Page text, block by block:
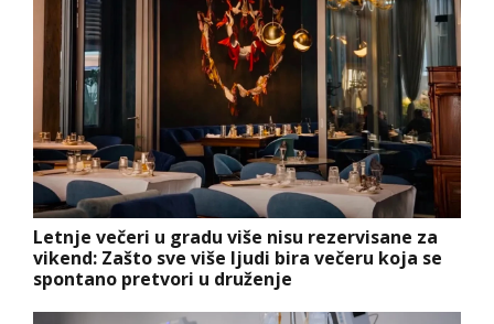
Letnje večeri u gradu više nisu rezervisane za
vikend: Zašto sve više ljudi bira večeru koja se
spontano pretvori u druženje